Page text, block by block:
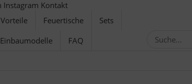
Kontakt
Vorteile Feuertische
Sets
Einbaumodelle
FAQ